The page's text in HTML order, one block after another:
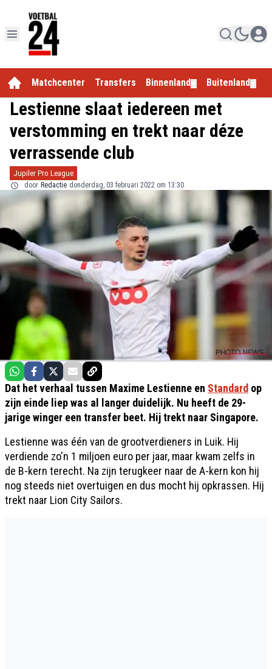
Matchcenter Transfers Binnenland Buitenland
Lestienne slaat iedereen met
verstomming en trekt naar déze
verrassende club
Jupiler Pro League
door Redactie donderdag, 03 februari 2022 om 13:30
Dat het verhaal tussen Maxime Lestienne en Standard op
zijn einde liep was al langer duidelijk. Nu heeft de 29-
jarige winger een transfer beet. Hij trekt naar Singapore.
Lestienne was één van de grootverdieners in Luik. Hij
verdiende zo'n 1 miljoen euro per jaar, maar kwam zelfs in
de B-kern terecht. Na zijn terugkeer naar de A-kern kon hij
nog steeds niet overtuigen en dus mocht hij opkrassen. Hij
trekt naar Lion City Sailors.